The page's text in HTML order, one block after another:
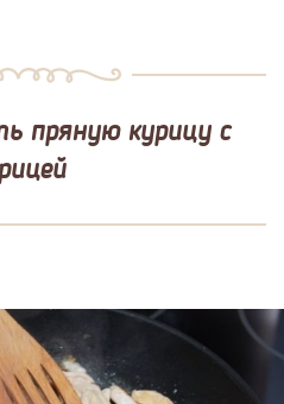
пряную курицу с